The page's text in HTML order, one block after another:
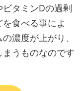
ビタミンDの過剰
食べる事によ
の濃度が上がり、
うものなのです